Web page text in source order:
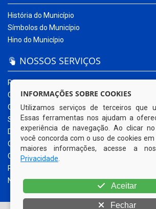
História do Município
Símbolos do Município
Hino do Município
NOSSOS SERVIÇOS
Portal da Transparência
Carta de Serviços ao Usuário
Ouvidoria Municipal
Sistema Eletrônico – e-SIC
Diário Oficial
Quadro de Avisos
Contracheque Online
Portal do Contribuinte
Nota Fiscal Eletrônica
INFORMAÇÕES SOBRE COOKIES
Utilizamos serviços de terceiros que
Essas ferramentas nos ajudam a
experiência de navegação. Ao clicar no
você concorda com o uso de cookies em
maiores informações, acesse a
Privacidade
Aceitar
Fechar